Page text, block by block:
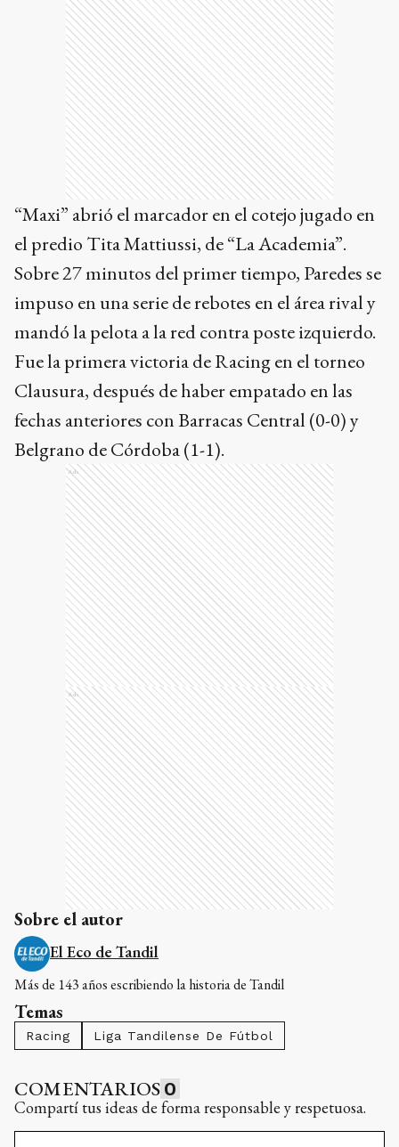
“Maxi” abrió el marcador en el cotejo jugado en
el predio Tita Mattiussi, de “La Academia”.
Sobre 27 minutos del primer tiempo, Paredes se
impuso en una serie de rebotes en el área rival y
mandó la pelota a la red contra poste izquierdo.
Fue la primera victoria de Racing en el torneo
Clausura, después de haber empatado en las
fechas anteriores con Barracas Central (0-0) y
Belgrano de Córdoba (1-1).
Ads
Ads
Sobre el autor
El Eco de Tandil
Más de 143 años escribiendo la historia de Tandil
Temas
Racing Liga Tandilense De Fútbol
COMENTARIOS 0
Compartí tus ideas de forma responsable y respetuosa.